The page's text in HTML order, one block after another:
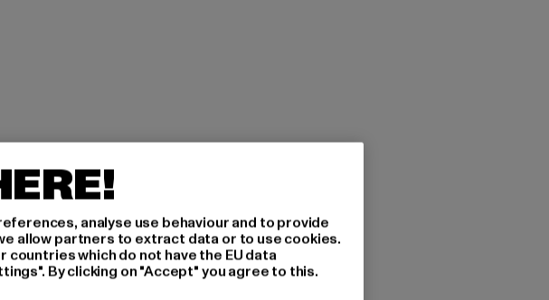
analyse use behaviour and to provide
allow partners to extract data or to use cookies.
which do not have the EU data
By clicking on "Accept" you agree to this.